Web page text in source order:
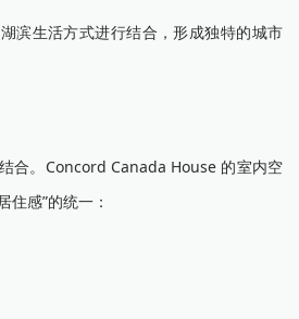
滨生活方式进行结合，形成独特的城市
合。Concord Canada House 的室内空
住感”的统一：